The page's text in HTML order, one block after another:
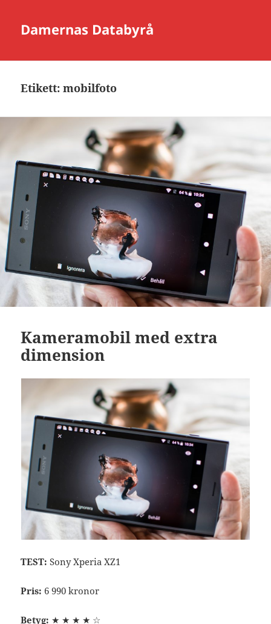
Damernas Databyrå
Etikett:mobilfoto
Kameramobil med extra
dimension
TEST: Sony Xperia XZ1
Pris: 6 990 kronor
Betyg: ★ ★ ★ ★ ☆